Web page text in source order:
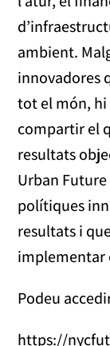
ambient.
innovadores
tot el món, hi
compartir el
resultats
Urban
polítiques
resultats i
implementar
Podeu
https://